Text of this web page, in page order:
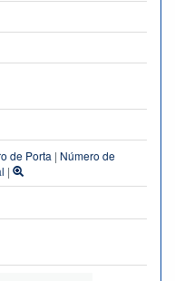
de Porta | Número de
|